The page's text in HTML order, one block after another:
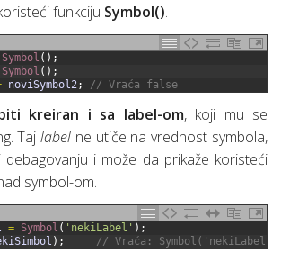
funkciju Symbol().
Symbol ( ) ;
Symbol ( ) ;
noviSymbol2 ; // Vraća false
kreiran i sa label-om, koji mu se
Tajlabel ne utiče na vrednost symbola,
i može da prikaže koristeći
symbol-om.
= Symbol ( 'nekiLabel' ) ;
) ; // Vraća: Symbol('nekiLabel')